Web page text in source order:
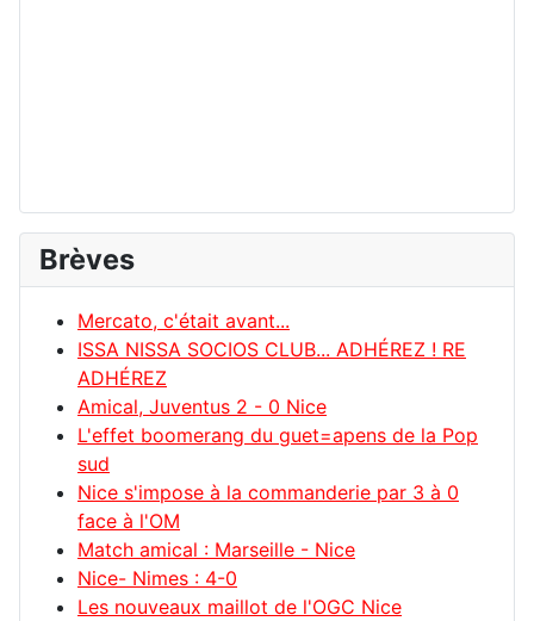
Brèves
Mercato, c'était avant...
ISSA NISSA SOCIOS CLUB... ADHÉREZ ! RE
ADHÉREZ
Amical, Juventus 2 - 0 Nice
L'effet boomerang du guet=apens de la Pop
sud
Nice s'impose à la commanderie par 3 à 0
face à l'OM
Match amical : Marseille - Nice
Nice- Nimes : 4-0
Les nouveaux maillot de l'OGC Nice